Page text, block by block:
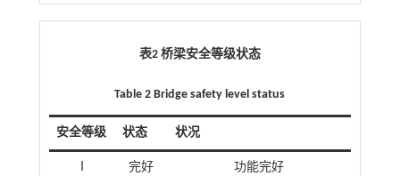
表2 桥梁安全等级状态
Table 2 Bridge safety level status
安全等级 状态 状况
Ⅰ 完好 功能完好